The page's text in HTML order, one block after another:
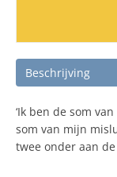
Beschrijving
‘Ik ben de som
som van mijn
twee onder aan